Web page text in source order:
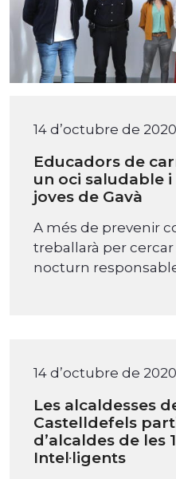
14 d’octubre de 2020
Educadors de
un oci saludable
joves de Gavà
A més de prevenir
treballarà per
nocturn
14 d’octubre de 2020
Les alcaldesses
Castelldefels
d’alcaldes de les
Intel·ligents